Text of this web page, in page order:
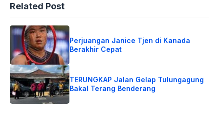
Related Post
Perjuangan Janice Tjen di Kanada
Berakhir Cepat
TERUNGKAP Jalan Gelap Tulungagung
Bakal Terang Benderang